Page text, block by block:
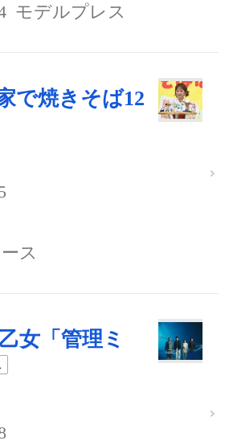
モデルプレス
で焼きそば12
ス
女「管理ミ